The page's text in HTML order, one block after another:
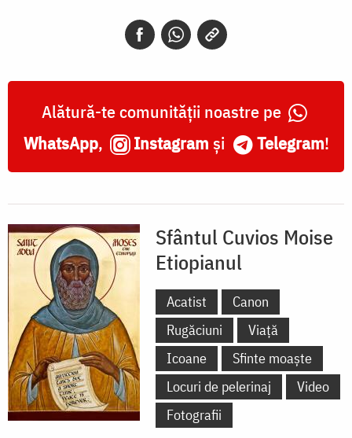
Alătură-te comunității noastre pe
WhatsApp, Instagram și Telegram!
Sfântul Cuvios Moise
Etiopianul
Acatist
Canon
Rugăciuni
Viață
Icoane
Sfinte moaște
Locuri de pelerinaj
Video
Fotografii